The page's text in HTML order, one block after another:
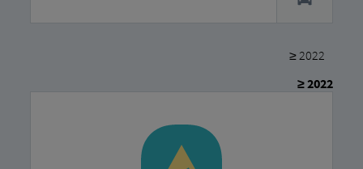
≥ 2022
≥ 2022